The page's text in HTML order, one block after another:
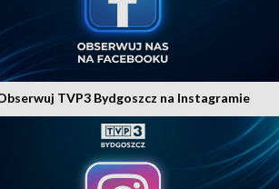
TVP3 Bydgoszcz na Instagramie